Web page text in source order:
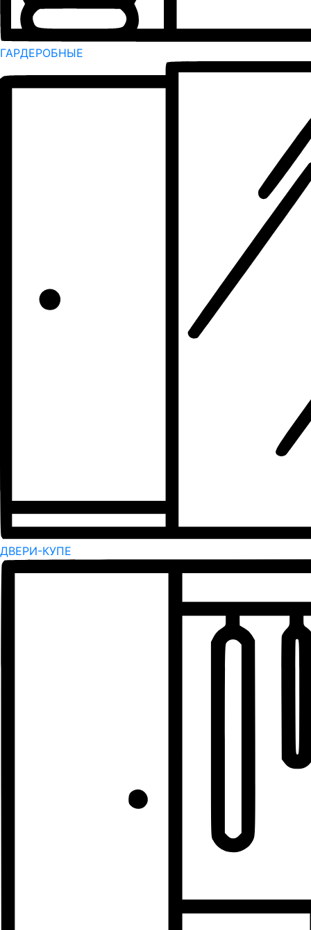
ГАРДЕРОБНЫЕ
ДВЕРИ-КУПЕ